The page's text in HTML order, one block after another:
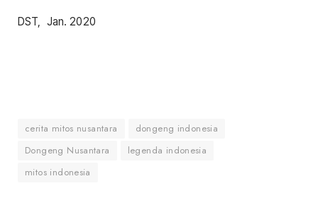
DST, Jan. 2020
cerita mitos nusantara
dongeng indonesia
Dongeng Nusantara
legenda indonesia
mitos indonesia